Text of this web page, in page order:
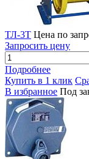
ТЛ-3Т Цена по
Запросить цену
Подробнее
Купить в 1 клик
В избранное Под